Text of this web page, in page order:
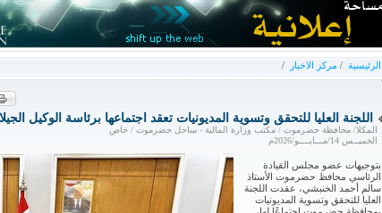
الرئيسية / مركز الاخبار /
اللجنة العليا للتحقق وتسوية المديونيات تعقد اجتماعها برئاسة الوكيل
المكلا/ محافظة حضرموت / مكتب وزارة المالية - ساحل حضرموت / خاص
الخميــس 14/مـــايــــو/2026م
بتوجيهات عضو مجلس القيادة
الرئاسي محافظ حضرموت الأستاذ
سالم أحمد الخنبشي، عقدت اللجنة
العليا للتحقق وتسوية المديونيات